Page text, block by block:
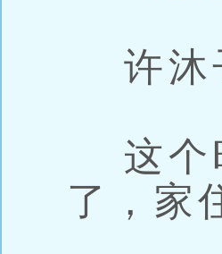
许沐
这个
了，家